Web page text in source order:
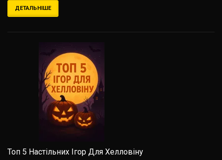
ДЕТАЛЬНІШЕ
Топ 5 Настільних Ігор Для Хелловіну